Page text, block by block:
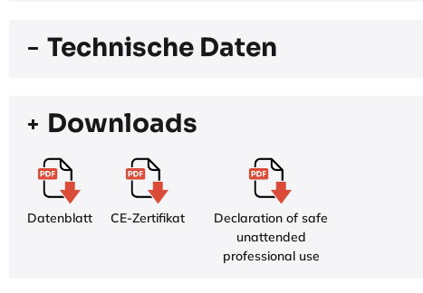
Technische Daten
Downloads
Datenblatt CE-Zertifikat
Declaration of safe
unattended
professional use